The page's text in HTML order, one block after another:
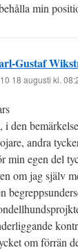
min
Gustaf
18 augusti kl.
i den
andra
min egen del
om jag själv
om förrän